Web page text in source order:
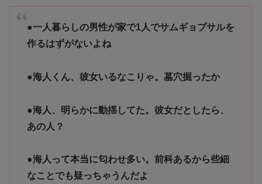
●一人暮らしの男性が家で1人でサムギョプサルを
作るはずがないよね
●海人くん、彼女いるなこりゃ。墓穴掘ったか
●海人、明らかに動揺してた。彼女だとしたら、
あの人？
●海人って本当に匂わせ多い。前科あるから些細
なことでも疑っちゃうんだよ